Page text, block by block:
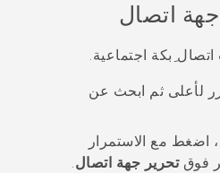
اتصال
ِبكة اجتماعية.
لأعلى ثم ابحث عن
، اضغط مع الاستمرار
فوقتحرير جهة اتصال.